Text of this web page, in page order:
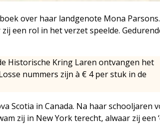
over haar landgenote Mona
een rol in het verzet speelde.
Historische Kring Laren ontvangen het
nummers zijn à € 4 per stuk in de
Scotia in Canada. Na haar schooljaren
zij in New York terecht, alwaar zij een